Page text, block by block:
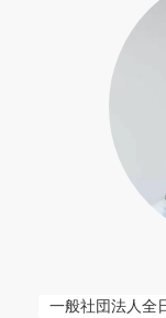
一般社団法人全